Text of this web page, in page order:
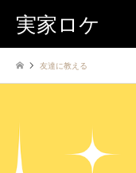
実家ロケ
友達に教える